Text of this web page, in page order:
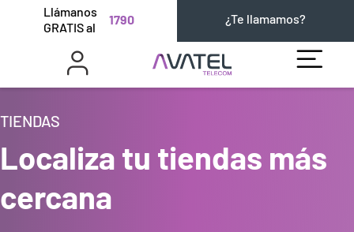
Llámanos
GRATIS al
1790 ¿Te llamamos?
TIENDAS
Localiza tu tiendas más
cercana